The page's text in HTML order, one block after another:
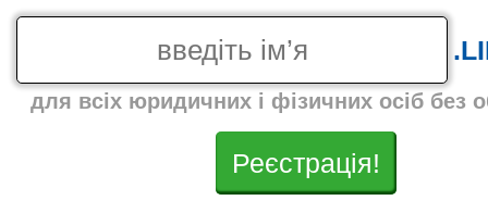
для всіх юридичних і фізичних осіб без
Реєстрація!